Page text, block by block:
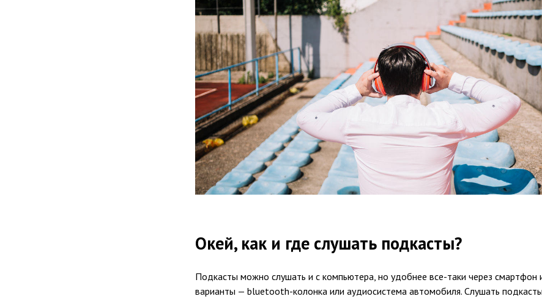
Окей, как и где слушать подкасты?
Подкасты можно слушать и с компьютера, но удобнее все-таки через смартфон
варианты — bluetooth-колонка или аудиосистема автомобиля. Слушать